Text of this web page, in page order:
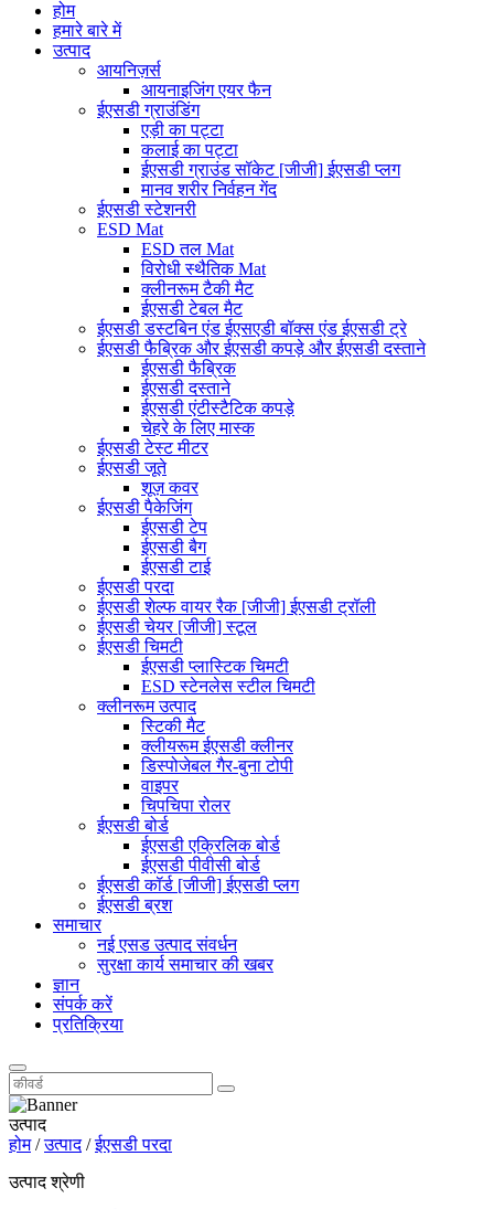
होम
हमारे बारे में
उत्पाद
आयनिज़र्स
आयनाइजिंग एयर फैन
ईएसडी ग्राउंडिंग
एड़ी का पट्टा
कलाई का पट्टा
ईएसडी ग्राउंड सॉकेट [जीजी] ईएसडी प्लग
मानव शरीर निर्वहन गेंद
ईएसडी स्टेशनरी
ESD Mat
ESD तल Mat
विरोधी स्थैतिक Mat
क्लीनरूम टैकी मैट
ईएसडी टेबल मैट
ईएसडी डस्टबिन एंड ईएसएडी बॉक्स एंड ईएसडी ट्रे
ईएसडी फैब्रिक और ईएसडी कपड़े और ईएसडी दस्ताने
ईएसडी फैब्रिक
ईएसडी दस्ताने
ईएसडी एंटीस्टैटिक कपड़े
चेहरे के लिए मास्क
ईएसडी टेस्ट मीटर
ईएसडी जूते
शूज़ कवर
ईएसडी पैकेजिंग
ईएसडी टेप
ईएसडी बैग
ईएसडी टाई
ईएसडी परदा
ईएसडी शेल्फ वायर रैक [जीजी] ईएसडी ट्रॉली
ईएसडी चेयर [जीजी] स्टूल
ईएसडी चिमटी
ईएसडी प्लास्टिक चिमटी
ESD स्टेनलेस स्टील चिमटी
क्लीनरूम उत्पाद
स्टिकी मैट
क्लीयरूम ईएसडी क्लीनर
डिस्पोजेबल गैर-बुना टोपी
वाइपर
चिपचिपा रोलर
ईएसडी बोर्ड
ईएसडी एक्रिलिक बोर्ड
ईएसडी पीवीसी बोर्ड
ईएसडी कॉर्ड [जीजी] ईएसडी प्लग
ईएसडी ब्रश
समाचार
नई एसड उत्पाद संवर्धन
सुरक्षा कार्य समाचार की खबर
ज्ञान
संपर्क करें
प्रतिक्रिया
उत्पाद
होम/उत्पाद/ईएसडी परदा
उत्पाद श्रेणी